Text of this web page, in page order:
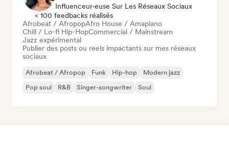
Influenceur·euse Sur Les Réseaux Sociaux
< 100 feedbacks réalisés
Afrobeat / AfropopAfro House / Amapiano
Chill / Lo-fi Hip-HopCommercial / Mainstream
Jazz expérimental
Publier des posts ou reels impactants sur mes réseaux
sociaux
Afrobeat / Afropop Funk Hip-hop
Modern jazz
Pop soul
R&B Singer-songwriter Soul